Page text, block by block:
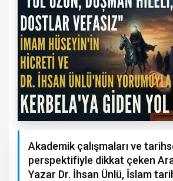
Akademik çalışmaları ve
perspektifiyle dikkat çeken
Yazar Dr. İhsan Ünlü, İslam